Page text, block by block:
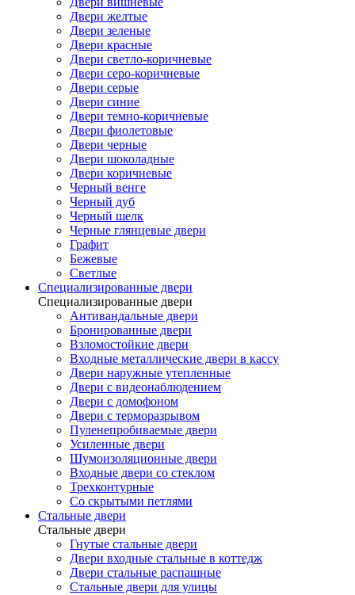
Двери желтые
Двери зеленые
Двери красные
Двери светло-коричневые
Двери серо-коричневые
Двери серые
Двери синие
Двери темно-коричневые
Двери фиолетовые
Двери черные
Двери шоколадные
Двери коричневые
Черный венге
Черный дуб
Черный шелк
Черные глянцевые двери
Графит
Бежевые
Светлые
Специализированные двери
Специализированные двери
Антивандальные двери
Бронированные двери
Взломостойкие двери
Входные металлические двери в кассу
Двери наружные утепленные
Двери с видеонаблюдением
Двери с домофоном
Двери с терморазрывом
Пуленепробиваемые двери
Усиленные двери
Шумоизоляционные двери
Входные двери со стеклом
Трехконтурные
Со скрытыми петлями
Стальные двери
Стальные двери
Гнутые стальные двери
Двери входные стальные в коттедж
Двери стальные распашные
Стальные двери для улицы